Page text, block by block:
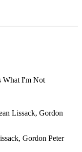
What I'm Not
Lissack, Gordon
Gordon Peter